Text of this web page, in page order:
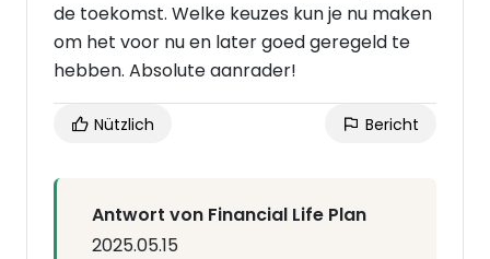
de toekomst. Welke keuzes kun je nu maken
om het voor nu en later goed geregeld te
hebben. Absolute aanrader!
Nützlich Bericht
Antwort von Financial Life Plan
2025.05.15